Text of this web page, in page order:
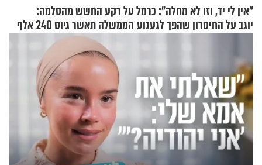
"אין לי יד, וזו לא מחלה": כרמל
יוגב על החיסרון שהפך לגעגוע
על רקע החשש מהסלמה:
הממשלה תאשר גיוס 240 אלף
אנשי מילואים